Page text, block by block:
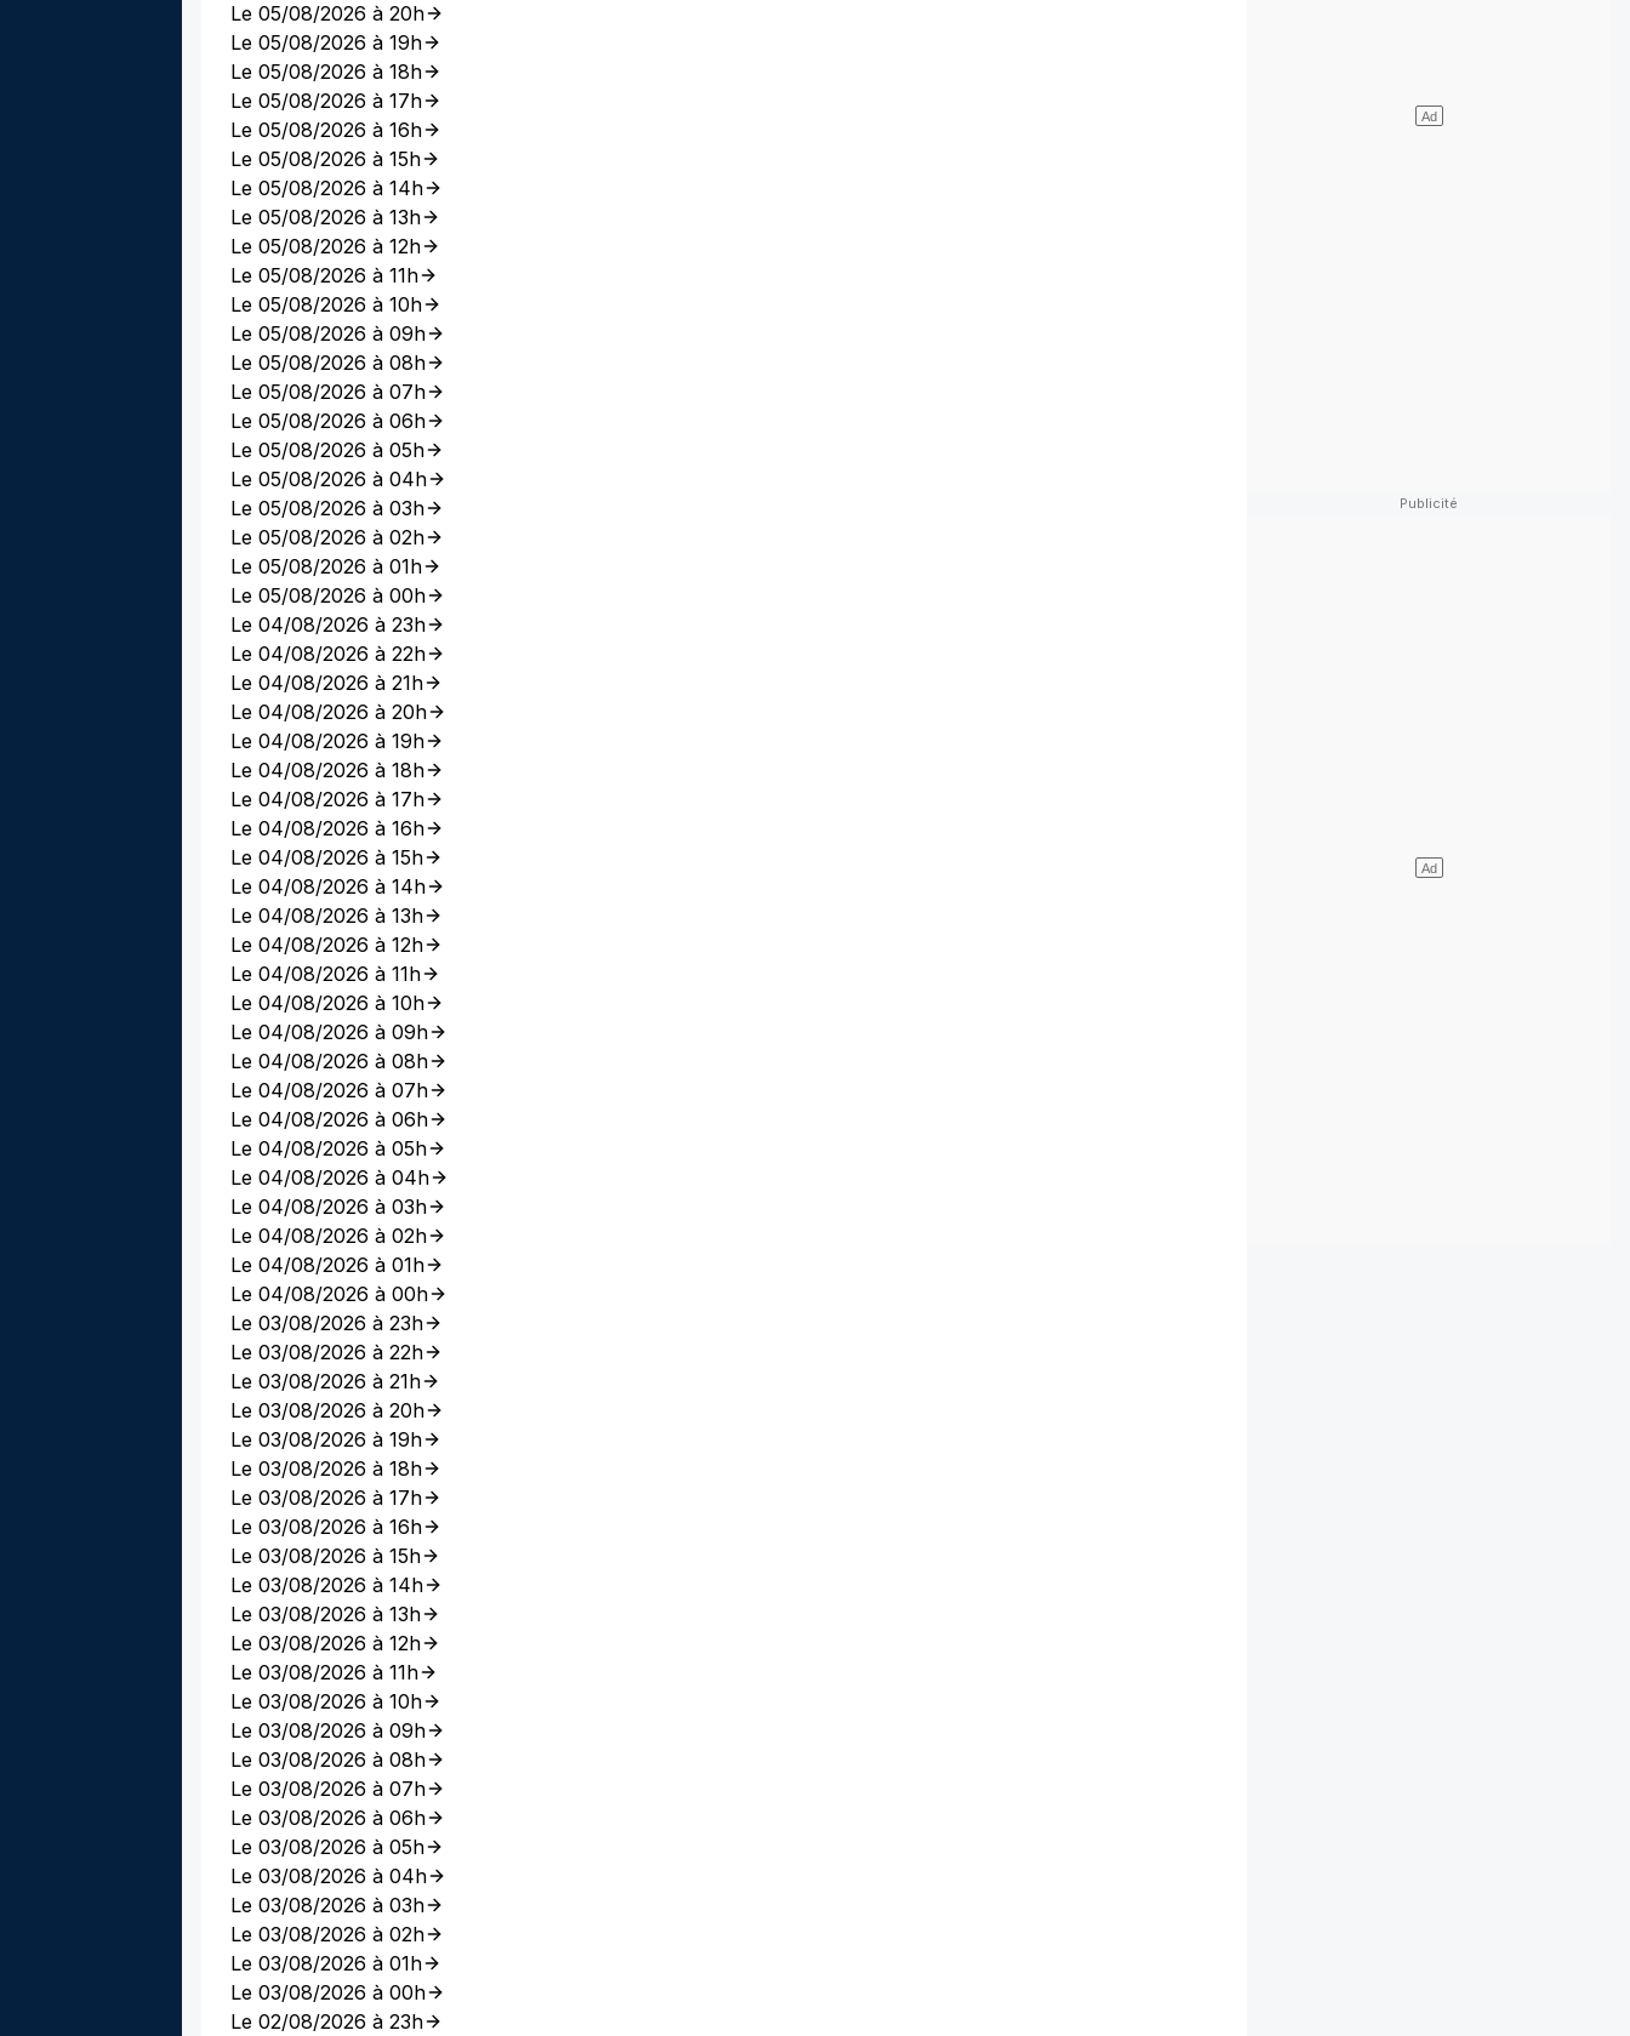
Le 05/08/2026 à 20h
Le 05/08/2026 à 19h
Le 05/08/2026 à 18h
Le 05/08/2026 à 17h
Le 05/08/2026 à 16h
Le 05/08/2026 à 15h
Le 05/08/2026 à 14h
Le 05/08/2026 à 13h
Le 05/08/2026 à 12h
Le 05/08/2026 à 11h
Le 05/08/2026 à 10h
Le 05/08/2026 à 09h
Le 05/08/2026 à 08h
Le 05/08/2026 à 07h
Le 05/08/2026 à 06h
Le 05/08/2026 à 05h
Le 05/08/2026 à 04h
Le 05/08/2026 à 03h
Le 05/08/2026 à 02h
Le 05/08/2026 à 01h
Le 05/08/2026 à 00h
Le 04/08/2026 à 23h
Le 04/08/2026 à 22h
Le 04/08/2026 à 21h
Le 04/08/2026 à 20h
Le 04/08/2026 à 19h
Le 04/08/2026 à 18h
Le 04/08/2026 à 17h
Le 04/08/2026 à 16h
Le 04/08/2026 à 15h
Le 04/08/2026 à 14h
Le 04/08/2026 à 13h
Le 04/08/2026 à 12h
Le 04/08/2026 à 11h
Le 04/08/2026 à 10h
Le 04/08/2026 à 09h
Le 04/08/2026 à 08h
Le 04/08/2026 à 07h
Le 04/08/2026 à 06h
Le 04/08/2026 à 05h
Le 04/08/2026 à 04h
Le 04/08/2026 à 03h
Le 04/08/2026 à 02h
Le 04/08/2026 à 01h
Le 04/08/2026 à 00h
Le 03/08/2026 à 23h
Le 03/08/2026 à 22h
Le 03/08/2026 à 21h
Le 03/08/2026 à 20h
Le 03/08/2026 à 19h
Le 03/08/2026 à 18h
Le 03/08/2026 à 17h
Le 03/08/2026 à 16h
Le 03/08/2026 à 15h
Le 03/08/2026 à 14h
Le 03/08/2026 à 13h
Le 03/08/2026 à 12h
Le 03/08/2026 à 11h
Le 03/08/2026 à 10h
Le 03/08/2026 à 09h
Le 03/08/2026 à 08h
Le 03/08/2026 à 07h
Le 03/08/2026 à 06h
Le 03/08/2026 à 05h
Le 03/08/2026 à 04h
Le 03/08/2026 à 03h
Le 03/08/2026 à 02h
Le 03/08/2026 à 01h
Le 03/08/2026 à 00h
Le 02/08/2026 à 23h